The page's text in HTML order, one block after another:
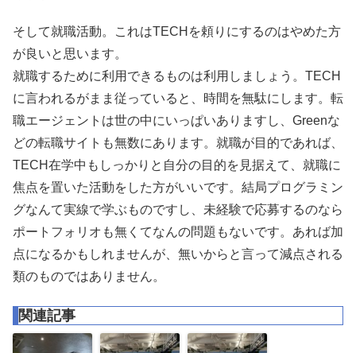
そして就職活動。これはTECHを頼りにするのはやめた方
が良いと思います。
就職するために利用できるものは利用しましょう。TECH
に言われるがまま従っていると、時間を無駄にします。転
職エージェントは世の中にいっぱいありますし、Greenな
どの転職サイトも無数にあります。就職が目的であれば、
TECH在学中もしっかりと自分の目的を見据えて、就職に
焦点を置いた活動をした方がいいです。結局プログラミン
グなんて実線で学ぶものですし、未経験で応募するのなら
ポートフォリオも無くてなんの問題もないです。あれば加
点になるかもしれませんが、無いからと言って減点される
類のものではありません。
関連記事